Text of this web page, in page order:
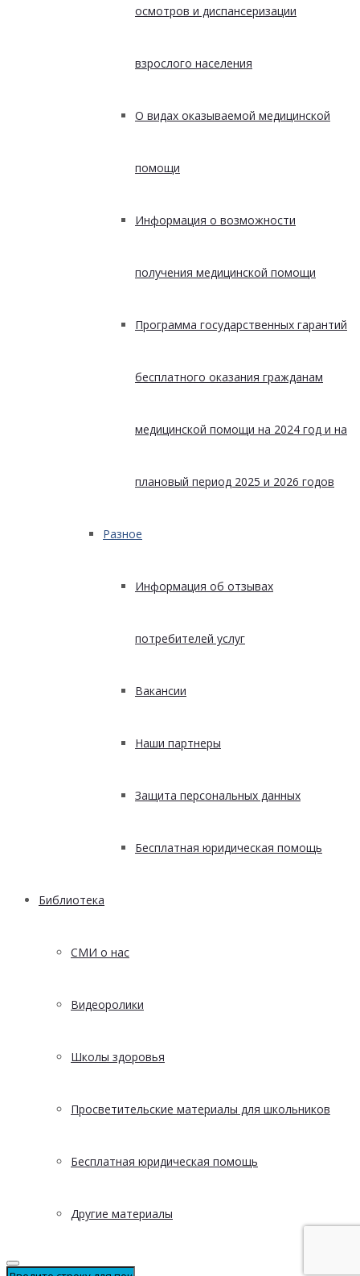
осмотров и диспансеризации
взрослого населения
О видах оказываемой медицинской
помощи
Информация о возможности
получения медицинской помощи
Программа государственных гарантий
бесплатного оказания гражданам
медицинской помощи на 2024 год и на
плановый период 2025 и 2026 годов
Разное
Информация об отзывах
потребителей услуг
Вакансии
Наши партнеры
Защита персональных данных
Бесплатная юридическая помощь
Библиотека
СМИ о нас
Видеоролики
Школы здоровья
Просветительские материалы для школьников
Бесплатная юридическая помощь
Другие материалы